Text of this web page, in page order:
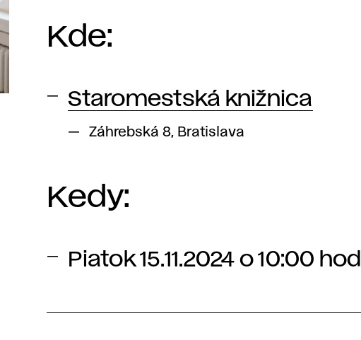
Kde:
Staromestská knižnica
Záhrebská 8, Bratislava
Kedy:
Piatok 15.11.2024 o 10:00 hod